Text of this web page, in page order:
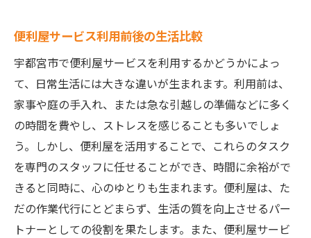
便利屋サービス利用前後の生活比較
宇都宮市で便利屋サービスを利用するかどうかによっ
て、日常生活には大きな違いが生まれます。利用前は、
家事や庭の手入れ、または急な引越しの準備などに多く
の時間を費やし、ストレスを感じることも多いでしょ
う。しかし、便利屋を活用することで、これらのタスク
を専門のスタッフに任せることができ、時間に余裕がで
きると同時に、心のゆとりも生まれます。便利屋は、た
だの作業代行にとどまらず、生活の質を向上させるパー
トナーとしての役割を果たします。また、便利屋サービ